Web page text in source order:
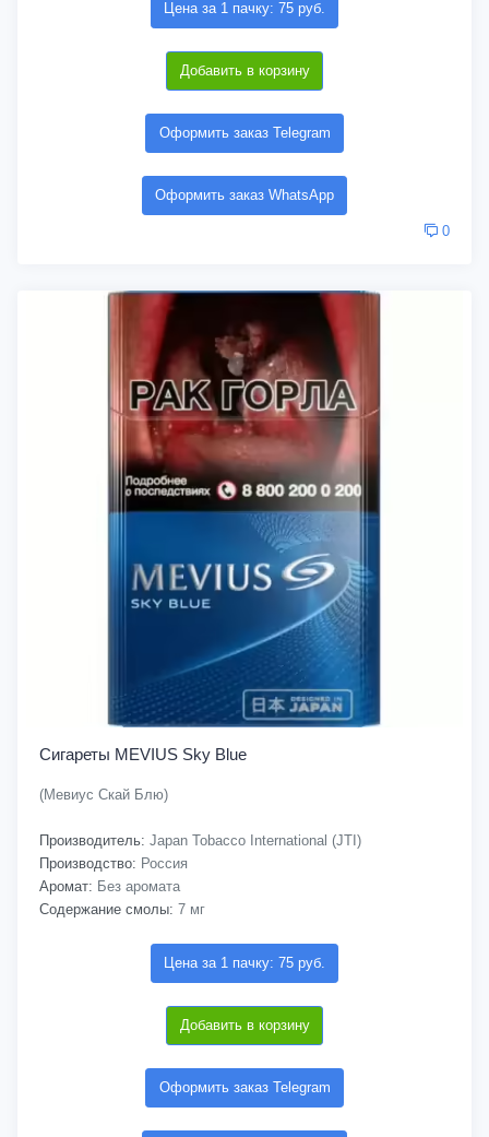
Цена за 1 пачку: 75 руб.
Добавить в корзину
Оформить заказ Telegram
Оформить заказ WhatsApp
0
Сигареты MEVIUS Sky Blue
(Мевиус Скай Блю)
Производитель: Japan Tobacco International (JTI)
Производство: Россия
Аромат: Без аромата
Содержание смолы: 7 мг
Цена за 1 пачку: 75 руб.
Добавить в корзину
Оформить заказ Telegram